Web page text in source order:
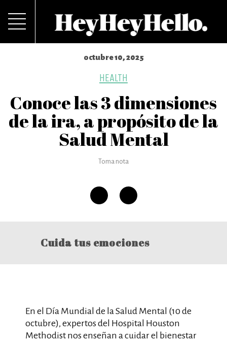
octubre 10, 2025
HEALTH
Conoce las 3 dimensiones
de la ira, a propósito de la
Salud Mental
Toma nota
Cuida tus emociones
En el Día Mundial de la Salud Mental (10 de
octubre), expertos del Hospital Houston
Methodist nos enseñan a cuidar el bienestar